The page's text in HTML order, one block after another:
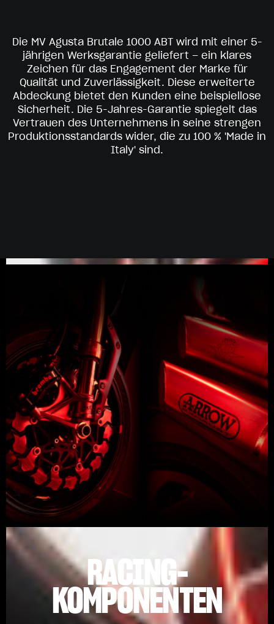
Die MV Agusta Brutale 1000 ABT wird mit einer 5-
jährigen Werksgarantie geliefert – ein klares
Zeichen für das Engagement der Marke für
Qualität und Zuverlässigkeit. Diese erweiterte
Abdeckung bietet den Kunden eine beispiellose
Sicherheit. Die 5-Jahres-Garantie spiegelt das
Vertrauen des Unternehmens in seine strengen
Produktionsstandards wider, die zu 100 % 'Made in
Italy' sind.
RACING-
KOMPONENTEN